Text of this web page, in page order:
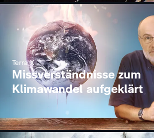
Terra X
Missverständnisse zum
Klimawandel aufgeklärt